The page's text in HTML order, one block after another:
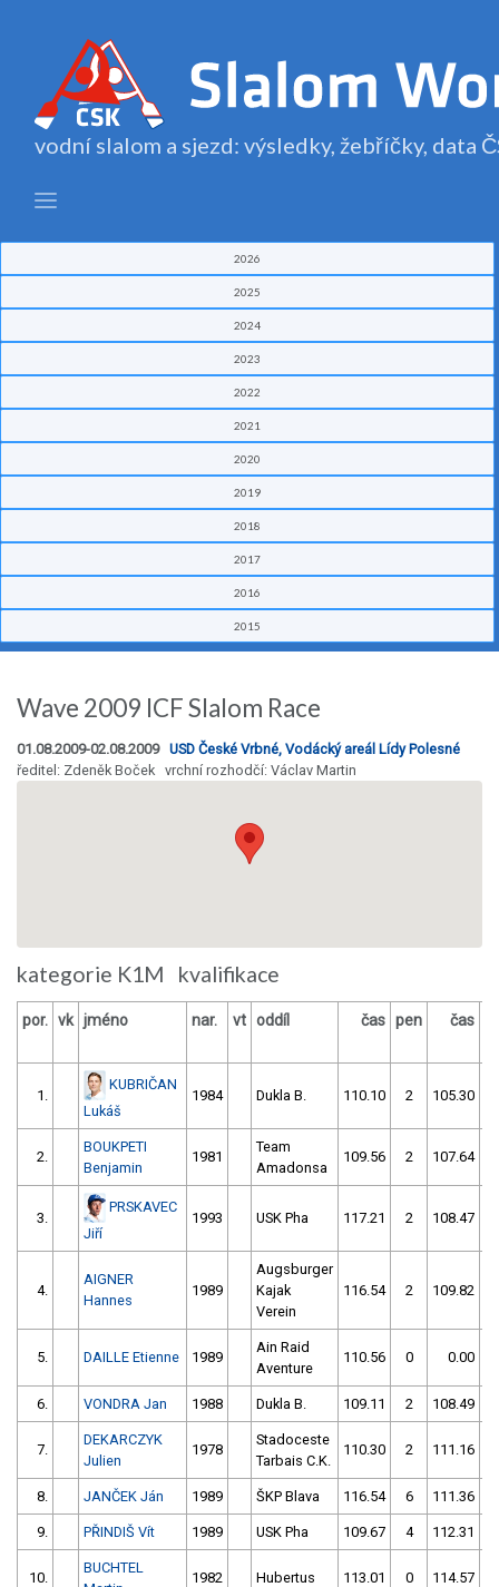
vodní slalom a sjezd: výsledky, žebříčky, data
2026
2025
2024
2023
2022
2021
2020
2019
2018
2017
2016
2015
Wave 2009 ICF Slalom Race
01.08.2009-02.08.2009 USD České Vrbné, Vodácký areál Lídy Polesné
ředitel: Zdeněk Boček vrchní rozhodčí: Václav Martin
kategorie K1M kvalifikace
por. vk jméno nar. vt oddíl čas pen čas
1.
KUBRIČAN
Lukáš
1984 Dukla B. 110.10 2 105.30
2.
BOUKPETI
Benjamin
1981
Team
Amadonsa
109.56 2 107.64
3.
PRSKAVEC
Jiří
1993 USK Pha 117.21 2 108.47
4.
AIGNER
Hannes
1989
Augsburger
Kajak
Verein
116.54 2 109.82
5. DAILLE Etienne 1989
Ain Raid
Aventure
110.56 0 0.00
6. VONDRA Jan 1988 Dukla B. 109.11 2 108.49
7.
DEKARCZYK
Julien
1978
Stadoceste
Tarbais C.K.
110.30 2 111.16
8. JANČEK Ján 1989 ŠKP Blava 116.54 6 111.36
9. PŘINDIŠ Vít 1989 USK Pha 109.67 4 112.31
10.
BUCHTEL
1982 Hubertus 113.01 0 114.57